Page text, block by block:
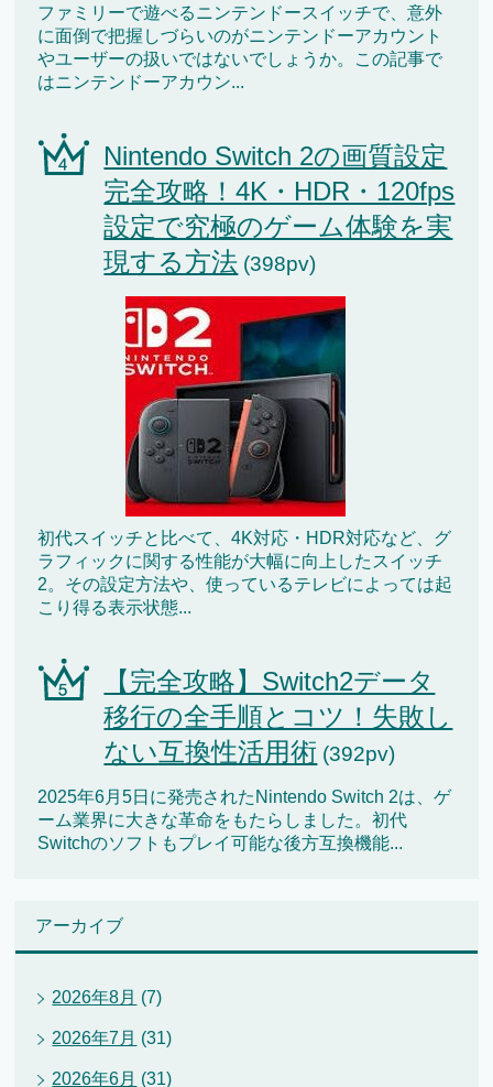
ファミリーで遊べるニンテンドースイッチで、意外
に面倒で把握しづらいのがニンテンドーアカウント
やユーザーの扱いではないでしょうか。この記事で
はニンテンドーアカウン...
Nintendo Switch 2の画質設定
完全攻略！4K・HDR・120fps
設定で究極のゲーム体験を実
現する方法 (398pv)
初代スイッチと比べて、4K対応・HDR対応など、グ
ラフィックに関する性能が大幅に向上したスイッチ
2。その設定方法や、使っているテレビによっては起
こり得る表示状態...
【完全攻略】Switch2データ
移行の全手順とコツ！失敗し
ない互換性活用術 (392pv)
2025年6月5日に発売されたNintendo Switch 2は、ゲ
ーム業界に大きな革命をもたらしました。初代
Switchのソフトもプレイ可能な後方互換機能...
アーカイブ
2026年8月 (7)
2026年7月 (31)
2026年6月 (31)